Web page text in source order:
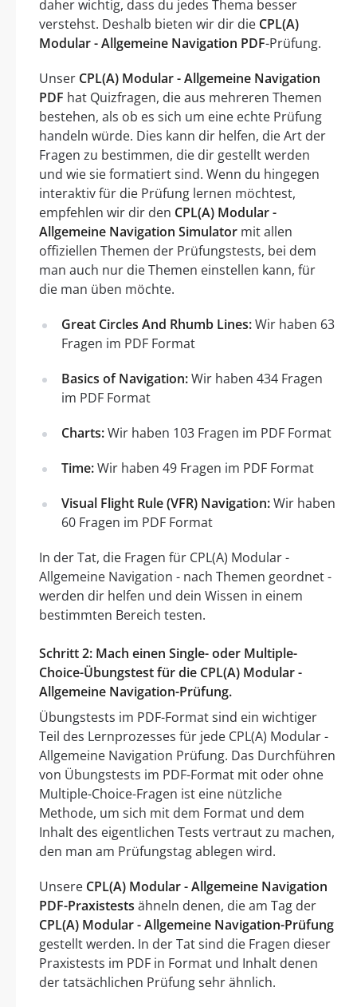
daher wichtig, dass du jedes Thema besser
verstehst. Deshalb bieten wir dir die CPL(A)
Modular - Allgemeine Navigation PDF-Prüfung.
Unser CPL(A) Modular - Allgemeine Navigation
PDF hat Quizfragen, die aus mehreren Themen
bestehen, als ob es sich um eine echte Prüfung
handeln würde. Dies kann dir helfen, die Art der
Fragen zu bestimmen, die dir gestellt werden
und wie sie formatiert sind. Wenn du hingegen
interaktiv für die Prüfung lernen möchtest,
empfehlen wir dir den CPL(A) Modular -
Allgemeine Navigation Simulator mit allen
offiziellen Themen der Prüfungstests, bei dem
man auch nur die Themen einstellen kann, für
die man üben möchte.
Great Circles And Rhumb Lines:Wir haben 63
Fragen im PDF Format
Basics of Navigation:Wir haben 434 Fragen
im PDF Format
Charts:Wir haben 103 Fragen im PDF Format
Time:Wir haben 49 Fragen im PDF Format
Visual Flight Rule (VFR) Navigation:Wir haben
60 Fragen im PDF Format
In der Tat, die Fragen für CPL(A) Modular -
Allgemeine Navigation - nach Themen geordnet -
werden dir helfen und dein Wissen in einem
bestimmten Bereich testen.
Schritt 2: Mach einen Single- oder Multiple-
Choice-Übungstest für die CPL(A) Modular -
Allgemeine Navigation-Prüfung.
Übungstests im PDF-Format sind ein wichtiger
Teil des Lernprozesses für jede CPL(A) Modular -
Allgemeine Navigation Prüfung. Das Durchführen
von Übungstests im PDF-Format mit oder ohne
Multiple-Choice-Fragen ist eine nützliche
Methode, um sich mit dem Format und dem
Inhalt des eigentlichen Tests vertraut zu machen,
den man am Prüfungstag ablegen wird.
Unsere CPL(A) Modular - Allgemeine Navigation
PDF-Praxistests ähneln denen, die am Tag der
CPL(A) Modular - Allgemeine Navigation-Prüfung
gestellt werden. In der Tat sind die Fragen dieser
Praxistests im PDF in Format und Inhalt denen
der tatsächlichen Prüfung sehr ähnlich.